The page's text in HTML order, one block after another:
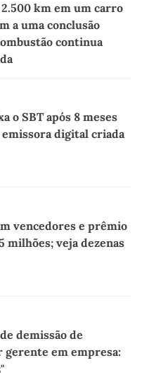
km em um carro
a uma conclusão
continua
o SBT após 8 meses
digital criada
vencedores e prêmio
milhões; veja dezenas
demissão de
em empresa: